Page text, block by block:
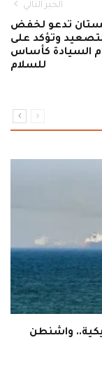
الخبر التالي
تدعو لخفض
وتؤكد على
السيادة كأساس
للسلام
واشنطن